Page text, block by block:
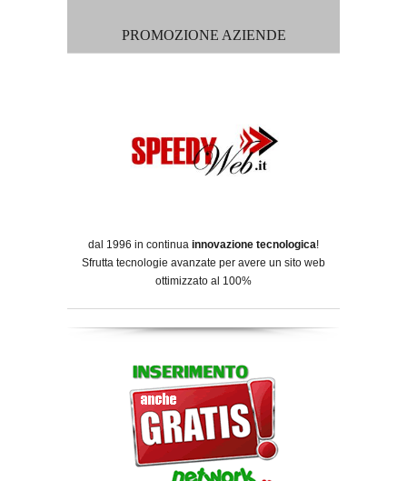
PROMOZIONE AZIENDE
dal 1996 in continua innovazione tecnologica!
Sfrutta tecnologie avanzate per avere un sito web
ottimizzato al 100%